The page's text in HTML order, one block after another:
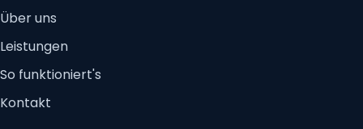
Über uns
Leistungen
So funktioniert's
Kontakt